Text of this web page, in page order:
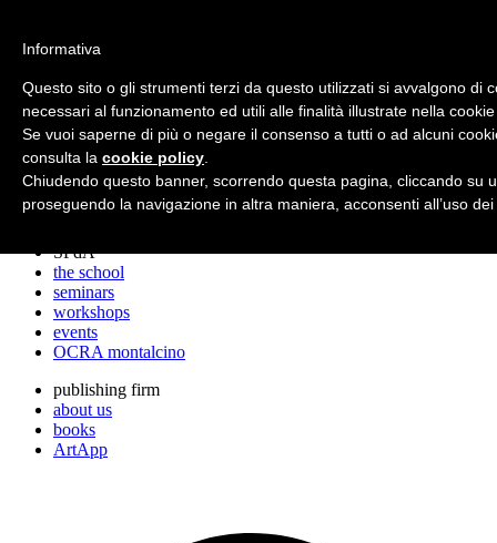
archos
the studio
projects
lectures
press cuttings
SPdA
the school
seminars
workshops
events
OCRA montalcino
publishing firm
about us
books
ArtApp
Informativa
Questo sito o gli strumenti terzi da questo utilizzati si avvalgono di
necessari al funzionamento ed utili alle finalità illustrate nella
Se vuoi saperne di più o negare il consenso a tutti o ad alcuni
consulta la cookie policy
Chiudendo questo banner, scorrendo questa pagina, cliccando su
proseguendo la navigazione in altra maniera, acconsenti all’uso